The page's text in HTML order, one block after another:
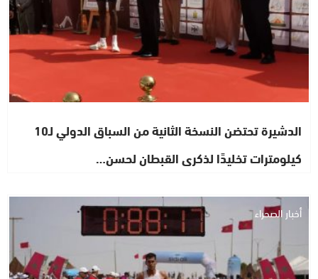
الدشيرة تحتضن النسخة الثانية من السباق الدولي لـ10
كيلومترات تخليدًا لذكرى القبطان لحسن…
أخبار الصحراء